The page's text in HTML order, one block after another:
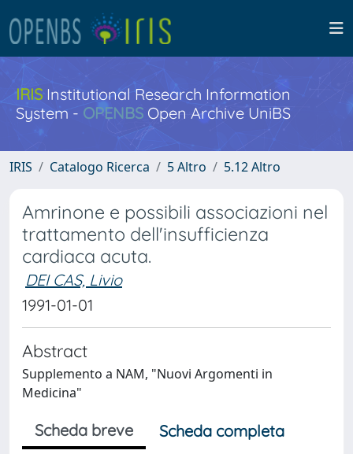
IRISInstitutional Research Information
System - OPENBS Open Archive UniBS
IRIS Catalogo Ricerca 5 Altro 5.12 Altro
Amrinone e possibili associazioni nel
trattamento dell'insufficienza
cardiaca acuta.
DEI CAS, Livio
1991-01-01
Abstract
Supplemento a NAM, "Nuovi Argomenti in
Medicina"
Scheda breve
Scheda completa